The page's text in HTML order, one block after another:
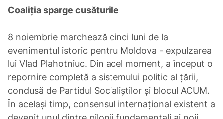
Coaliția sparge cusăturile
8 noiembrie marchează cinci luni de la
evenimentul istoric pentru Moldova - expulzarea
lui Vlad Plahotniuc. Din acel moment, a început o
repornire completă a sistemului politic al țării,
condusă de Partidul Socialiștilor și blocul ACUM.
În același timp, consensul internațional existent a